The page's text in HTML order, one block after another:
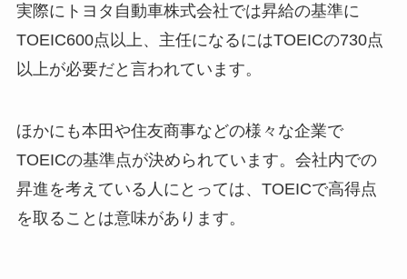
実際にトヨタ自動車株式会社では昇給の基準に
TOEIC600点以上、主任になるにはTOEICの730点
以上が必要だと言われています。
ほかにも本田や住友商事などの様々な企業で
TOEICの基準点が決められています。会社内での
昇進を考えている人にとっては、TOEICで高得点
を取ることは意味があります。